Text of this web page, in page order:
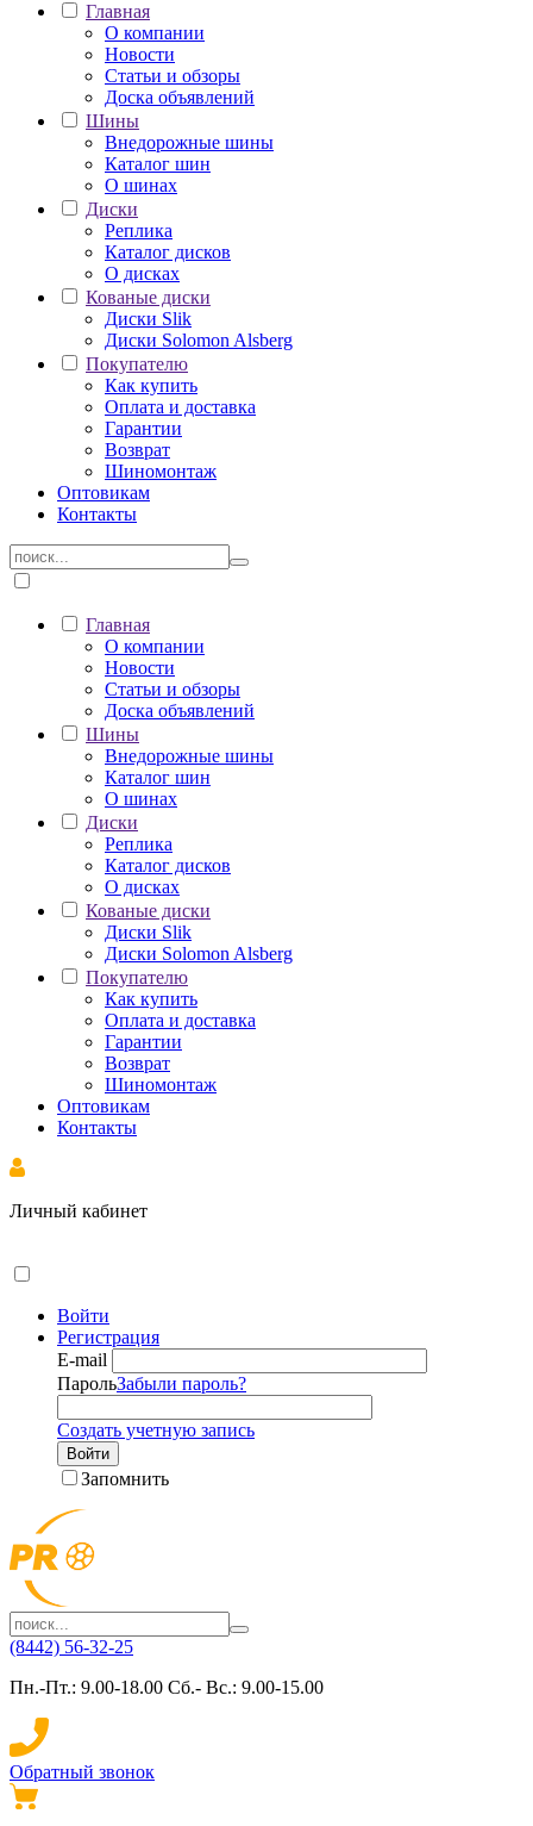
Главная
О компании
Новости
Статьи и обзоры
Доска объявлений
Шины
Внедорожные шины
Каталог шин
О шинах
Диски
Реплика
Каталог дисков
О дисках
Кованые диски
Диски Slik
Диски Solomon Alsberg
Покупателю
Как купить
Оплата и доставка
Гарантии
Возврат
Шиномонтаж
Оптовикам
Контакты
Главная
О компании
Новости
Статьи и обзоры
Доска объявлений
Шины
Внедорожные шины
Каталог шин
О шинах
Диски
Реплика
Каталог дисков
О дисках
Кованые диски
Диски Slik
Диски Solomon Alsberg
Покупателю
Как купить
Оплата и доставка
Гарантии
Возврат
Шиномонтаж
Оптовикам
Контакты
Личный кабинет
Войти
Регистрация
E-mail
ПарольЗабыли пароль?
Создать учетную запись
Войти
Запомнить
(8442) 56-32-25
Пн.-Пт.: 9.00-18.00 Сб.- Вс.: 9.00-15.00
Обратный звонок